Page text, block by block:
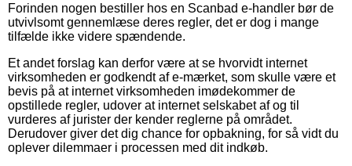
Forinden nogen bestiller hos en Scanbad e-handler bør de
utvivlsomt gennemlæse deres regler, det er dog i mange
tilfælde ikke videre spændende.
Et andet forslag kan derfor være at se hvorvidt internet
virksomheden er godkendt af e-mærket, som skulle være et
bevis på at internet virksomheden imødekommer de
opstillede regler, udover at internet selskabet af og til
vurderes af jurister der kender reglerne på området.
Derudover giver det dig chance for opbakning, for så vidt du
oplever dilemmaer i processen med dit indkøb.